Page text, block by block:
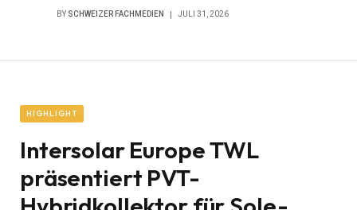
BY SCHWEIZER FACHMEDIEN JULI 31, 2026
HIGHLIGHT
Intersolar Europe TWL
präsentiert PVT-